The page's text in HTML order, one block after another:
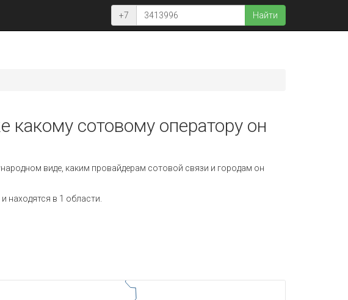
+7 Найти
какому сотовому оператору он
виде, каким провайдерам сотовой связи и городам он
находятся в 1 области.